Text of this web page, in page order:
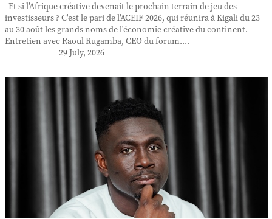
Et si l'Afrique créative devenait le prochain terrain de jeu des
investisseurs ? C'est le pari de l'ACEIF 2026, qui réunira à Kigali du 23
au 30 août les grands noms de l'économie créative du continent.
Entretien avec Raoul Rugamba, CEO du forum....
29 July, 2026